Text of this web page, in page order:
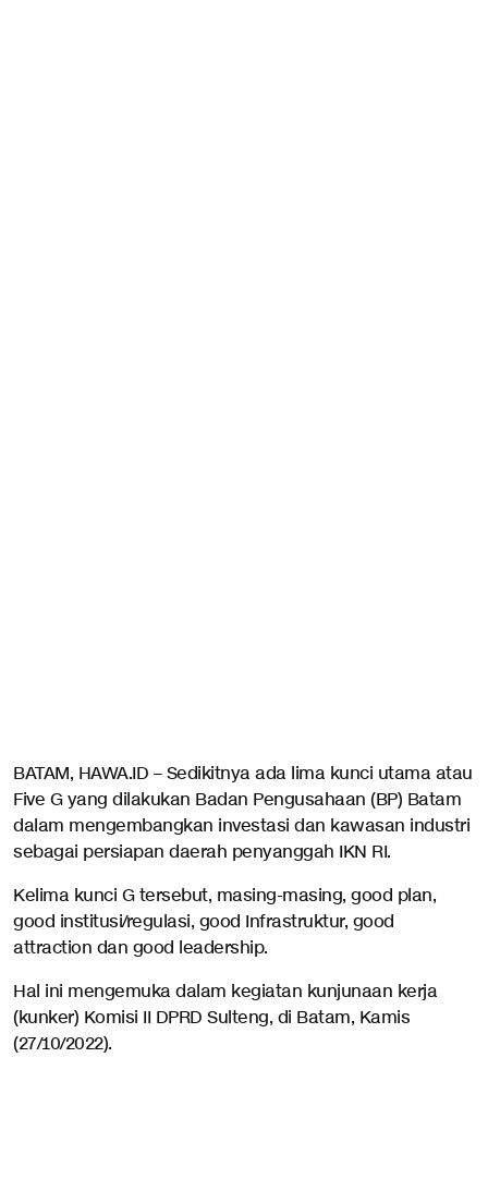
BATAM, HAWA.ID – Sedikitnya ada lima kunci utama atau
Five G yang dilakukan Badan Pengusahaan (BP) Batam
dalam mengembangkan investasi dan kawasan industri
sebagai persiapan daerah penyanggah IKN RI.
Kelima kunci G tersebut, masing-masing, good plan,
good institusi/regulasi, good Infrastruktur, good
attraction dan good leadership.
Hal ini mengemuka dalam kegiatan kunjunaan kerja
(kunker) Komisi II DPRD Sulteng, di Batam, Kamis
(27/10/2022).